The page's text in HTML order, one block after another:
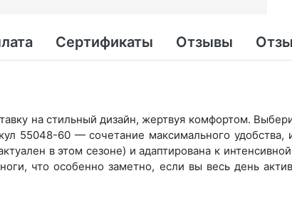
Сертификаты Отзывы
на стильный дизайн, жертвуя комфортом.
55048-60 — сочетание максимального удобства,
в этом сезоне) и адаптирована к
что особенно заметно, если вы весь день